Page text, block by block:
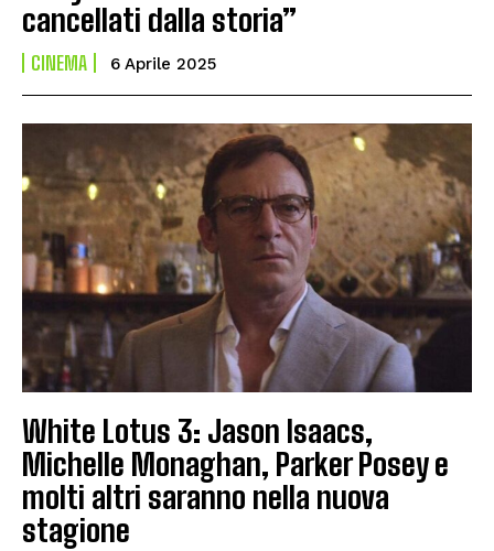
cancellati dalla storia”
CINEMA 6 Aprile 2025
White Lotus 3: Jason Isaacs,
Michelle Monaghan, Parker Posey e
molti altri saranno nella nuova
stagione